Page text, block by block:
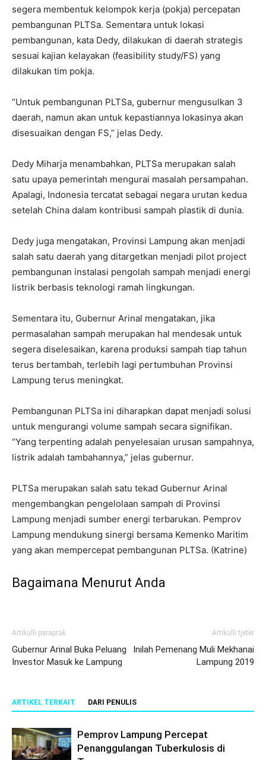
segera membentuk kelompok kerja (pokja) percepatan
pembangunan PLTSa. Sementara untuk lokasi
pembangunan, kata Dedy, dilakukan di daerah strategis
sesuai kajian kelayakan (feasibility study/FS) yang
dilakukan tim pokja.
“Untuk pembangunan PLTSa, gubernur mengusulkan 3
daerah, namun akan untuk kepastiannya lokasinya akan
disesuaikan dengan FS,” jelas Dedy.
Dedy Miharja menambahkan, PLTSa merupakan salah
satu upaya pemerintah mengurai masalah persampahan.
Apalagi, Indonesia tercatat sebagai negara urutan kedua
setelah China dalam kontribusi sampah plastik di dunia.
Dedy juga mengatakan, Provinsi Lampung akan menjadi
salah satu daerah yang ditargetkan menjadi pilot project
pembangunan instalasi pengolah sampah menjadi energi
listrik berbasis teknologi ramah lingkungan.
Sementara itu, Gubernur Arinal mengatakan, jika
permasalahan sampah merupakan hal mendesak untuk
segera diselesaikan, karena produksi sampah tiap tahun
terus bertambah, terlebih lagi pertumbuhan Provinsi
Lampung terus meningkat.
Pembangunan PLTSa ini diharapkan dapat menjadi solusi
untuk mengurangi volume sampah secara signifikan.
“Yang terpenting adalah penyelesaian urusan sampahnya,
listrik adalah tambahannya,” jelas gubernur.
PLTSa merupakan salah satu tekad Gubernur Arinal
mengembangkan pengelolaan sampah di Provinsi
Lampung menjadi sumber energi terbarukan. Pemprov
Lampung mendukung sinergi bersama Kemenko Maritim
yang akan mempercepat pembangunan PLTSa. (Katrine)
Bagaimana Menurut Anda
Artikulli paraprak
Gubernur Arinal Buka Peluang
Investor Masuk ke Lampung
Artikulli tjetër
Inilah Pemenang Muli Mekhanai
Lampung 2019
ARTIKEL TERKAIT DARI PENULIS
Pemprov Lampung Percepat
Penanggulangan Tuberkulosis di